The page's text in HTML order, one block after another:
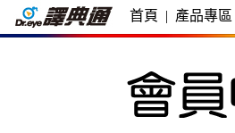
首頁 | 產品專區